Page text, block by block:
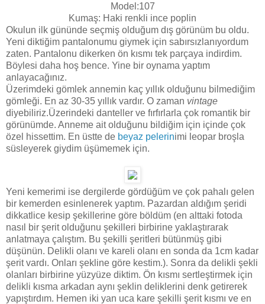
Model:107
Kumaş: Haki renkli ince poplin
Okulun ilk gününde seçmiş olduğum dış görünüm bu oldu.
Yeni diktiğim pantalonumu giymek için sabırsızlanıyordum
zaten. Pantalonu dikerken ön kısmı tek parçaya indirdim.
Böylesi daha hoş bence. Yine bir oynama yaptım
anlayacağınız.
Üzerimdeki gömlek annemin kaç yıllık olduğunu bilmediğim
gömleği. En az 30-35 yıllık vardır. O zaman vintage
diyebiliriz.Üzerindeki danteller ve fırfırlarla çok romantik bir
görünümde. Anneme ait olduğunu bildiğim için içinde çok
özel hissettim. En üstte de beyaz pelerinimi leopar broşla
süsleyerek giydim üşümemek için.
Yeni kemerimi ise dergilerde gördüğüm ve çok pahalı gelen
bir kemerden esinlenerek yaptım. Pazardan aldığım şeridi
dikkatlice kesip şekillerine göre böldüm (en alttaki fotoda
nasıl bir şerit olduğunu şekilleri birbirine yaklaştırarak
anlatmaya çalıştım. Bu şekilli şeritleri bütünmüş gibi
düşünün. Delikli olanı ve kareli olanı en sonda da 1cm kadar
şerit vardı. Onları şekline göre kestim.). Sonra da delikli şekli
olanları birbirine yüzyüze diktim. Ön kısmı sertleştirmek için
delikli kısma arkadan aynı şeklin deliklerini denk getirerek
yapıştırdım. Hemen iki yan uca kare şekilli şerit kısmı ve en